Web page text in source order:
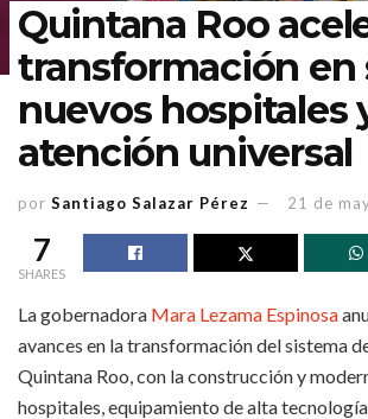
Quintana Roo
transformación en
nuevos hospitales
atención universal
por Santiago Salazar Pérez 21 de
7
SHARES
La gobernadora Mara Lezama Espinosa
avances en la transformación del sistema
Quintana Roo, con la construcción y
hospitales, equipamiento de alta